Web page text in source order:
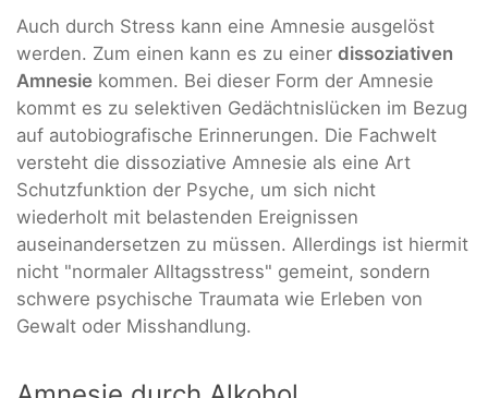
Auch durch Stress kann eine Amnesie ausgelöst
werden. Zum einen kann es zu einer dissoziativen
Amnesie kommen. Bei dieser Form der Amnesie
kommt es zu selektiven Gedächtnislücken im Bezug
auf autobiografische Erinnerungen. Die Fachwelt
versteht die dissoziative Amnesie als eine Art
Schutzfunktion der Psyche, um sich nicht
wiederholt mit belastenden Ereignissen
auseinandersetzen zu müssen. Allerdings ist hiermit
nicht "normaler Alltagsstress" gemeint, sondern
schwere psychische Traumata wie Erleben von
Gewalt oder Misshandlung.